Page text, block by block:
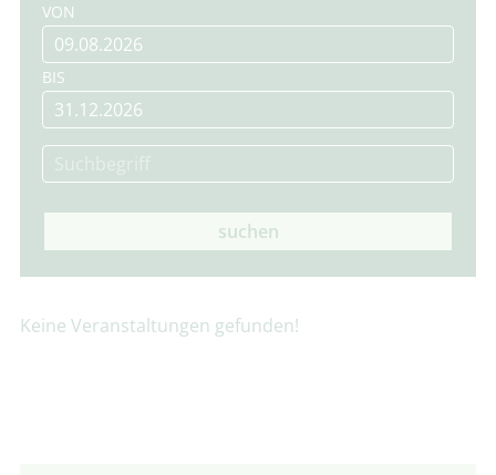
VON
BIS
suchen
Keine Veranstaltungen gefunden!